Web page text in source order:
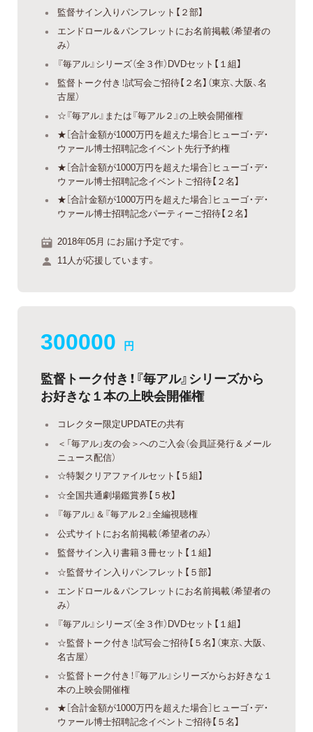
監督サイン入りパンフレット【２部】
エンドロール＆パンフレットにお名前掲載（希望者の
み）
『毎アル』シリーズ（全３作）DVDセット【１組】
監督トーク付き！試写会ご招待【２名】（東京、大阪、名
古屋）
☆『毎アル』または『毎アル２』の上映会開催権
★［合計金額が1000万円を超えた場合］ヒューゴ・デ・
ウァール博士招聘記念イベント先行予約権
★［合計金額が1000万円を超えた場合］ヒューゴ・デ・
ウァール博士招聘記念イベントご招待【２名】
★［合計金額が1000万円を超えた場合］ヒューゴ・デ・
ウァール博士招聘記念パーティーご招待【２名】
2018年05月 にお届け予定です。
11人が応援しています。
300000 円
監督トーク付き！『毎アル』シリーズから
お好きな１本の上映会開催権
コレクター限定UPDATEの共有
＜「毎アル」友の会＞へのご入会（会員証発行＆メール
ニュース配信）
☆特製クリアファイルセット【５組】
☆全国共通劇場鑑賞券【５枚】
『毎アル』＆『毎アル２』全編視聴権
公式サイトにお名前掲載（希望者のみ）
監督サイン入り書籍３冊セット【１組】
☆監督サイン入りパンフレット【５部】
エンドロール＆パンフレットにお名前掲載（希望者の
み）
『毎アル』シリーズ（全３作）DVDセット【１組】
☆監督トーク付き！試写会ご招待【５名】（東京、大阪、
名古屋）
☆監督トーク付き！『毎アル』シリーズからお好きな１
本の上映会開催権
★［合計金額が1000万円を超えた場合］ヒューゴ・デ・
ウァール博士招聘記念イベントご招待【５名】